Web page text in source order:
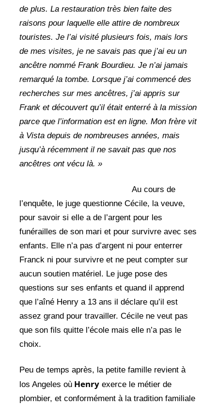
de plus. La restauration très bien faite des
raisons pour laquelle elle attire de nombreux
touristes. Je l’ai visité plusieurs fois, mais lors
de mes visites, je ne savais pas que j’ai eu un
ancêtre nommé Frank Bourdieu. Je n’ai jamais
remarqué la tombe. Lorsque j’ai commencé des
recherches sur mes ancêtres, j’ai appris sur
Frank et découvert qu’il était enterré à la mission
parce que l’information est en ligne. Mon frère vit
à Vista depuis de nombreuses années, mais
jusqu’à récemment il ne savait pas que nos
ancêtres ont vécu là. »
Au cours de
l’enquête, le juge questionne Cécile, la veuve,
pour savoir si elle a de l’argent pour les
funérailles de son mari et pour survivre avec ses
enfants. Elle n’a pas d’argent ni pour enterrer
Franck ni pour survivre et ne peut compter sur
aucun soutien matériel. Le juge pose des
questions sur ses enfants et quand il apprend
que l’aîné Henry a 13 ans il déclare qu’il est
assez grand pour travailler. Cécile ne veut pas
que son fils quitte l’école mais elle n’a pas le
choix.
Peu de temps après, la petite famille revient à
los Angeles où Henry exerce le métier de
plombier, et conformément à la tradition familiale